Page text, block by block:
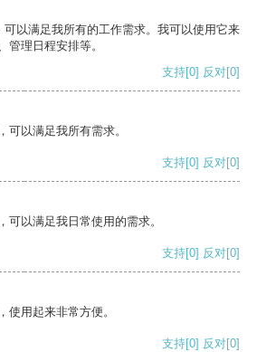
以满足我所有的工作需求。我可以使用它来
管理日程安排等。
支持[0] 反对[0]
可以满足我所有需求。
支持[0] 反对[0]
可以满足我日常使用的需求。
支持[0] 反对[0]
使用起来非常方便。
支持[0] 反对[0]